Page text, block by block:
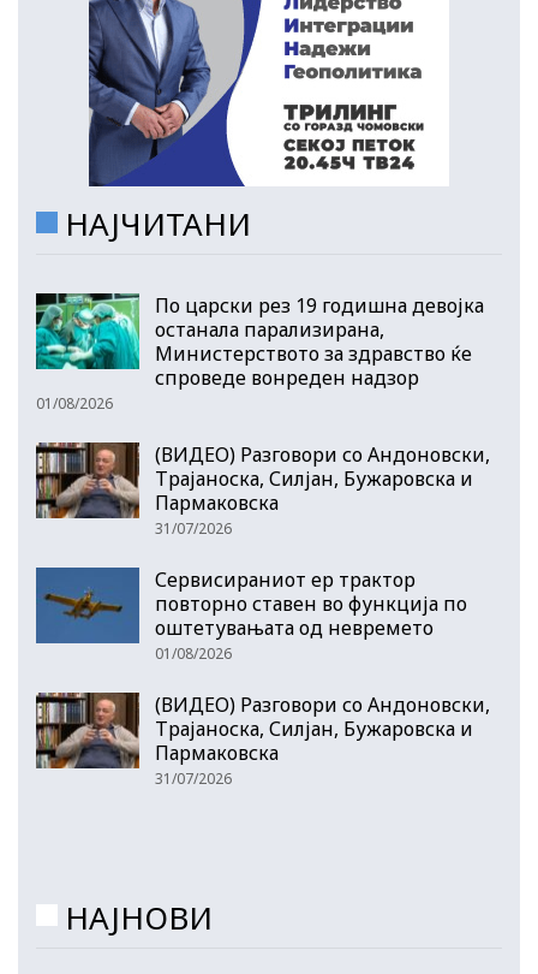
НАЈЧИТАНИ
По царски рез 19 годишна девојка
останала парализирана,
Министерството за здравство ќе
спроведе вонреден надзор
01/08/2026
(ВИДЕО) Разговори со Андоновски,
Трајаноска, Силјан, Бужаровска и
Пармаковска
31/07/2026
Сервисираниот ер трактор
повторно ставен во функција по
оштетувањата од невремето
01/08/2026
(ВИДЕО) Разговори со Андоновски,
Трајаноска, Силјан, Бужаровска и
Пармаковска
31/07/2026
НАЈНОВИ